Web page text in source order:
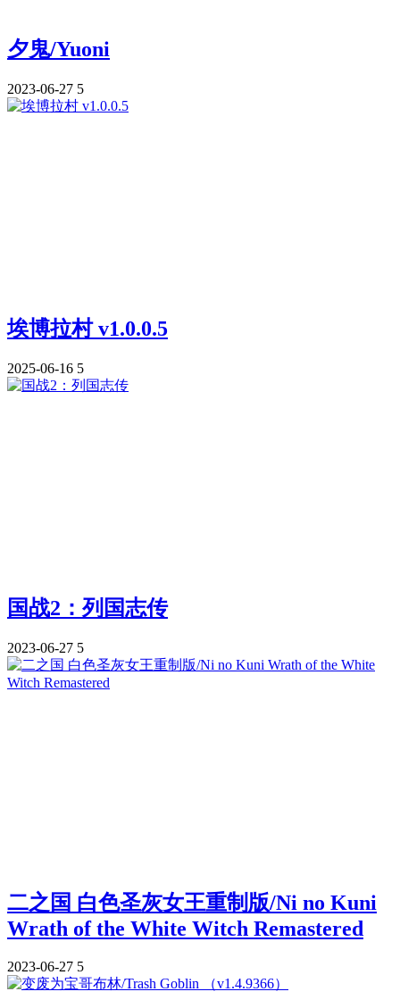
夕鬼/Yuoni
2023-06-27 5
埃博拉村 v1.0.0.5
2025-06-16 5
国战2：列国志传
2023-06-27 5
二之国 白色圣灰女王重制版/Ni no Kuni
Wrath of the White Witch Remastered
2023-06-27 5